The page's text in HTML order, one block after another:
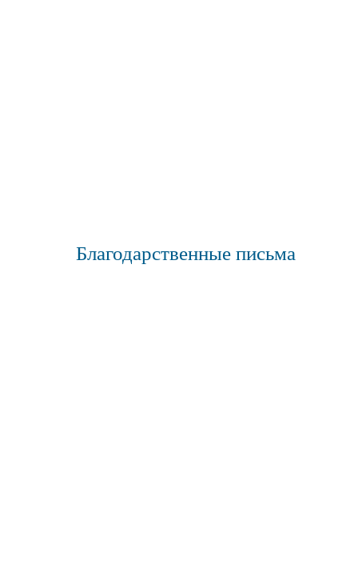
Благодарственные письма